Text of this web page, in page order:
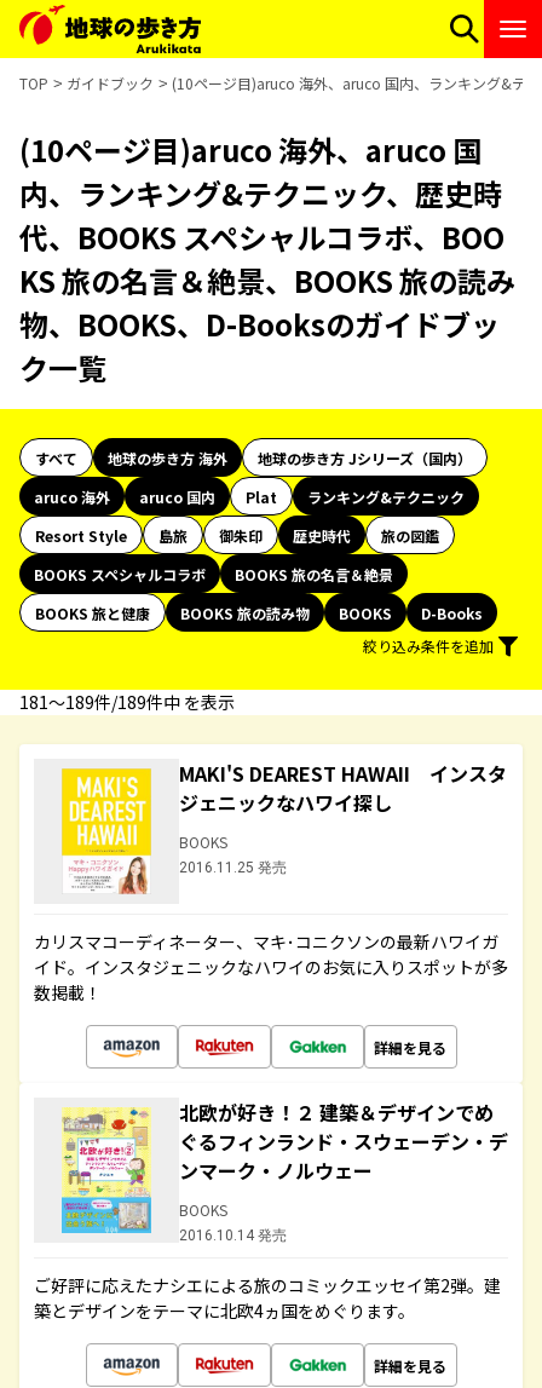
TOP ガイドブック (10ページ目)aruco 海外、aruco 国内、ランキング&テ
(10ページ目)aruco 海外、aruco 国
内、ランキング&テクニック、歴史時
代、BOOKS スペシャルコラボ、BOO
KS 旅の名言＆絶景、BOOKS 旅の読み
物、BOOKS、D-Booksのガイドブッ
ク一覧
すべて 地球の歩き方 海外
地球の歩き方 Jシリーズ（国内）
aruco 海外
aruco 国内 Plat
ランキング&テクニック
Resort Style
島旅 御朱印 歴史時代
旅の図鑑
BOOKS スペシャルコラボ
BOOKS 旅の名言＆絶景
BOOKS 旅と健康
BOOKS 旅の読み物 BOOKS
D-Books
絞り込み条件を追加
181〜189件/189件中 を表示
MAKI'S DEAREST HAWAII インスタ
ジェニックなハワイ探し
BOOKS
2016.11.25 発売
カリスマコーディネーター、マキ･コニクソンの最新ハワイガ
イド。インスタジェニックなハワイのお気に入りスポットが多
数掲載！
詳細を見る
北欧が好き！２ 建築＆デザインでめ
ぐるフィンランド・スウェーデン・デ
ンマーク・ノルウェー
BOOKS
2016.10.14 発売
ご好評に応えたナシエによる旅のコミックエッセイ第2弾。建
築とデザインをテーマに北欧4ヵ国をめぐります。
詳細を見る